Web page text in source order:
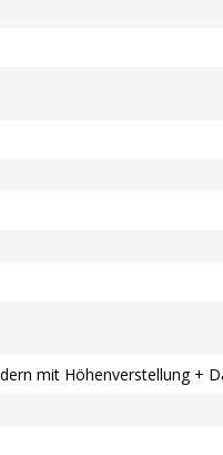
mit Höhenverstellung +